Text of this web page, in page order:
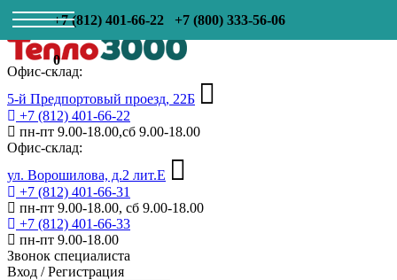
+7 (812) 401-66-22 +7 (800) 333-56-06
0
Офис-склад:
5-й Предпортовый проезд, 22Б
+7 (812) 401-66-22
пн-пт 9.00-18.00,сб 9.00-18.00
Офис-склад:
ул. Ворошилова, д.2 лит.Е
+7 (812) 401-66-31
пн-пт 9.00-18.00, сб 9.00-18.00
+7 (812) 401-66-33
пн-пт 9.00-18.00
Звонок специалиста
Вход /Регистрация